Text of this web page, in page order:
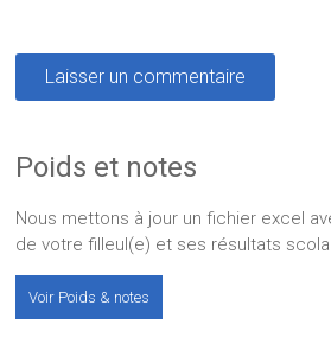
Poids et notes
Nous mettons à jour un fichier excel
de votre filleul(e) et ses résultats
Voir Poids & notes